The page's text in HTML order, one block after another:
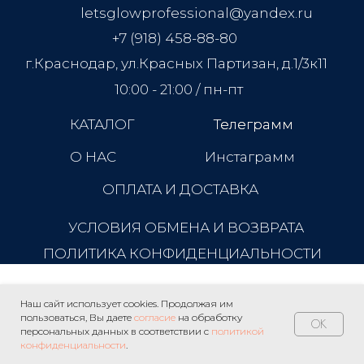
Наш сайт использует cookies. Продолжая им
пользоваться, Вы даете согласие на обработку
персональных данных в соответствии с политикой
конфиденциальности.
OK
letsglowprofessional@yandex.ru
+7 (918) 458-88-80
г.Краснодар, ул.Красных Партизан, д.1/3к11
10:00 - 21:00 / пн-пт
УСЛОВИЯ ОБМЕНА И ВОЗВРАТА
ПОЛИТИКА КОНФИДЕНЦИАЛЬНОСТИ
Инстаграмм
КАТАЛОГ
О НАС
Телеграмм
Телеграмм
ОПЛАТА И ДОСТАВКА